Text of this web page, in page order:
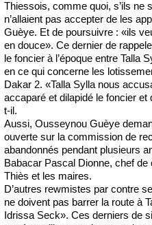
Thiessois, comme quoi, s’ils ne
n’allaient pas accepter de les
Guèye. Et de poursuivre : «ils
en douce». Ce dernier de
le foncier à l’époque entre Talla
en ce qui concerne les
Dakar 2. «Talla Sylla nous
accaparé et dilapidé le foncier et
t-il.
Aussi, Ousseynou Guèye
ouverte sur la commission de
abandonnés pendant plusieurs
Babacar Pascal Dionne, chef
Thiès et les maires.
D’autres rewmistes par contre
ne doivent pas barrer la route à
Idrissa Seck». Ces derniers de